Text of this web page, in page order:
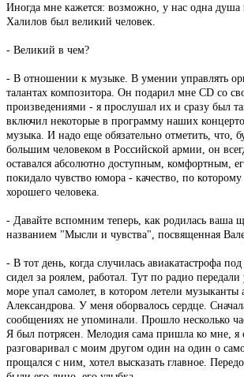
Иногда мне кажется: возможно, у нас одна душа
Халилов был великий человек.
- Великий в чем?
- В отношении к музыке. В умении управлять
талантах композитора. Он подарил мне CD со
произведениями - я прослушал их и сразу был
включил некоторые в программу наших
музыка. И надо еще обязательно отметить, что,
большим человеком в Российской армии, он
оставался абсолютно доступным, комфортным,
покидало чувство юмора - качество, по
хорошего человека.
- Давайте вспомним теперь, как родилась ваша
названием "Мысли и чувства", посвященная
- В тот день, когда случилась авиакатастрофа
сидел за роялем, работал. Тут по радио
море упал самолет, в котором летели музыканты
Александрова. У меня оборвалось сердце.
сообщениях не упоминали. Прошло несколько
Я был потрясен. Мелодия сама пришла ко мне, я
разговаривал с моим другом один на один о
прощался с ним, хотел высказать главное.